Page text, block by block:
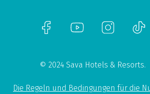
© 2024 Sava Hotels & Resorts.
Die Regeln und Bedingungen für die